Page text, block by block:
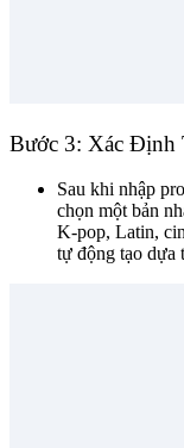
Bước 3: Xác Định
Sau khi nhập
chọn một bản
K-pop, Latin,
tự động tạo dựa